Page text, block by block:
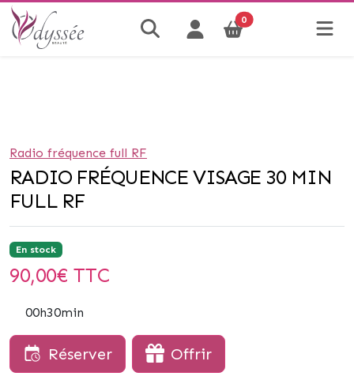
0
Radio fréquence full RF
RADIO FRÉQUENCE VISAGE 30 MIN
FULL RF
En stock
90,00€ TTC
00h30min
Réserver Offrir